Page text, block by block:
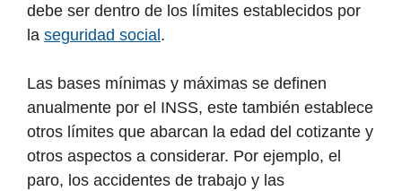
debe ser dentro de los límites establecidos por
la seguridad social .
Las bases mínimas y máximas se definen
anualmente por el INSS, este también establece
otros límites que abarcan la edad del cotizante y
otros aspectos a considerar. Por ejemplo, el
paro, los accidentes de trabajo y las